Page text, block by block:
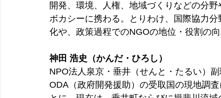
開発、環境、人権、地域づくりなどの分
ボカシーに携わる。とりわけ、国際協力
化や、政策過程でのNGOの地位・役割の
神田 浩史（かんだ・ひろし）
NPO法人泉京・垂井（せんと・たるい）
ODA（政府開発援助）の受取国の現地調